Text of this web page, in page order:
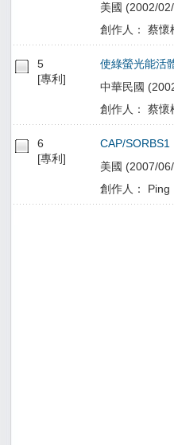
美國 (2002/
創作人： 蔡懷
5
[專利]
使綠螢光能活
中華民國
創作人： 蔡懷
6
[專利]
CAP/
美國 (2007/
創作人： Ping